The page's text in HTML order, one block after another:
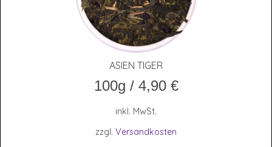
ASI­EN TIGER
100g / 4,90 €
inkl. MwSt.
zzgl. Versandkosten